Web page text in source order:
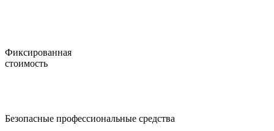
Фиксированная
стоимость
Безопасные профессиональные средства